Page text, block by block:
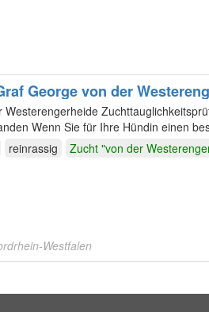
,, Graf George von der
am 26. September 2020 ohne
reinrassig Zucht "von der
Westfalen